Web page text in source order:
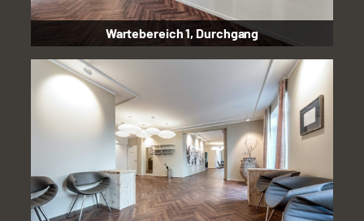
Wartebereich 1, Durchgang